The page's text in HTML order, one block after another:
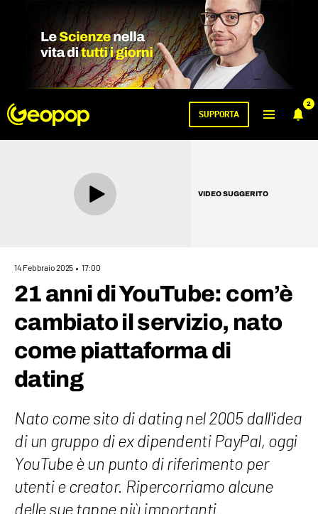
2
SUPPORTA
VIDEO SUGGERITO
14 Febbraio 2025 17:00
21 anni di YouTube: com’è
cambiato il servizio, nato
come piattaforma di
dating
Nato come sito di dating nel 2005 dall'idea
di un gruppo di ex dipendenti PayPal, oggi
YouTube è un punto di riferimento per
utenti e creator. Ripercorriamo alcune
delle sue tappe più importanti.